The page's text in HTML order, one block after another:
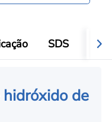
SDS
de